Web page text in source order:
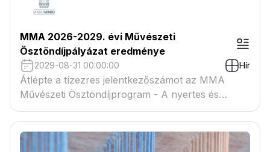
MMA 2026-2029. évi Művészeti
Ösztöndíjpályázat eredménye
2029-08-31 00:00:00 Hír
Átlépte a tízezres jelentkezőszámot az MMA
Művészeti Ösztöndíjprogram - A nyertes és
tartaléklistás pályázók névsora megtekinthető a
csatolmányban